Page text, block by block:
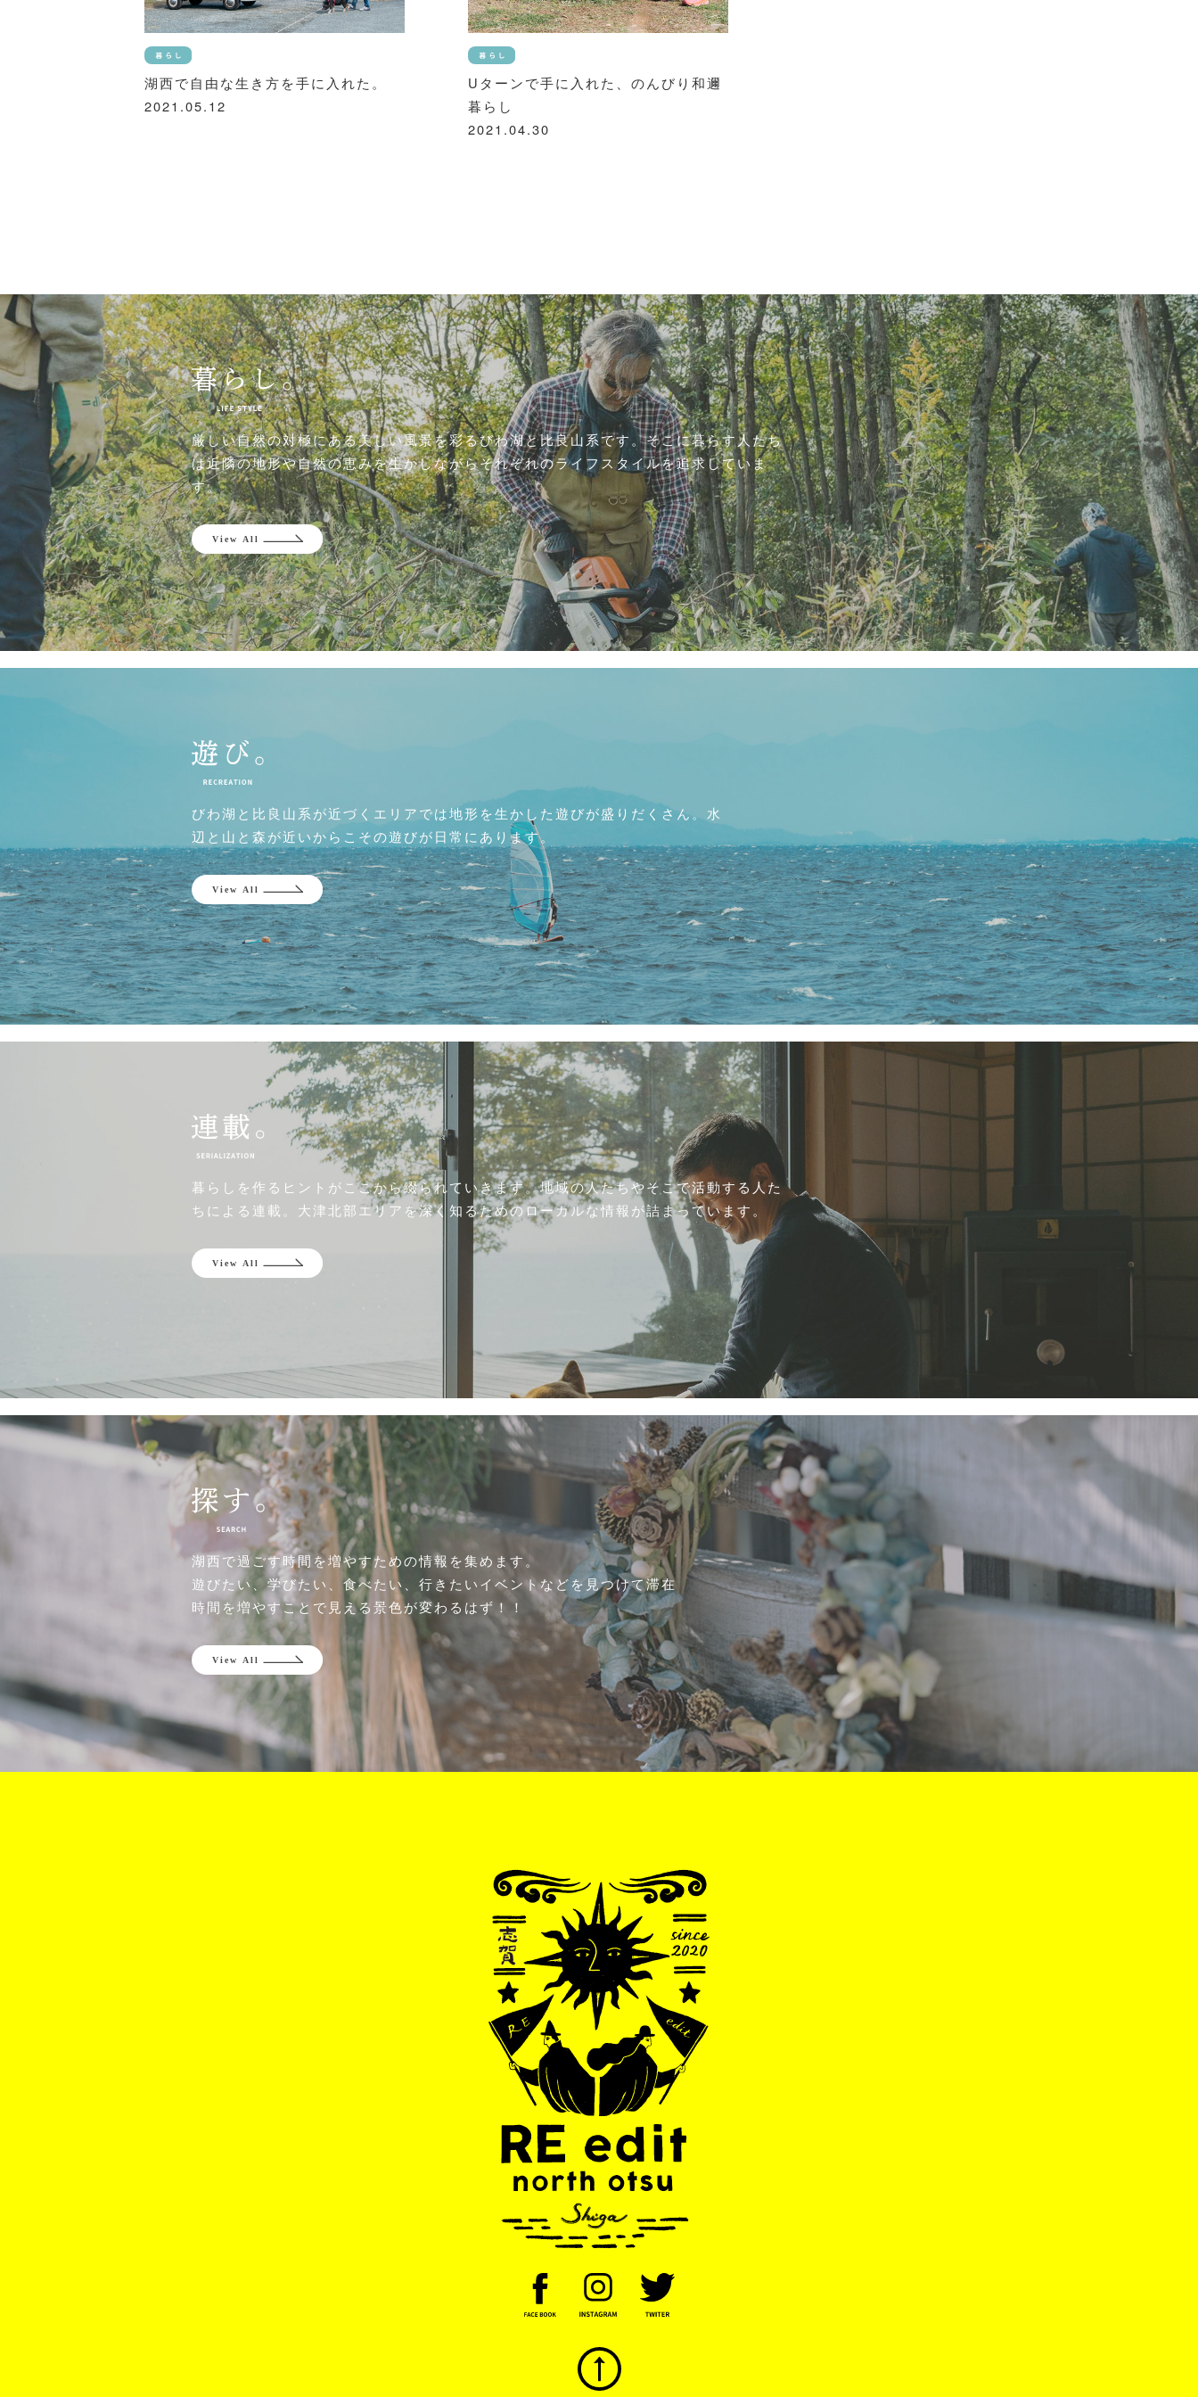
湖西で自由な生き方を手に入れた。
2021.05.12
Uターンで手に入れた、のんびり和邇
暮らし
2021.04.30
厳しい自然の対極にある美しい風景を彩るびわ湖と比良山系です。そこに暮らす人たち
は近隣の地形や自然の恵みを生かしながらそれぞれのライフスタイルを追求していま
す。
びわ湖と比良山系が近づくエリアでは地形を生かした遊びが盛りだくさん。水
辺と山と森が近いからこその遊びが日常にあります。
暮らしを作るヒントがここから綴られていきます。地域の人たちやそこで活動する人た
ちによる連載。大津北部エリアを深く知るためのローカルな情報が詰まっています。
湖西で過ごす時間を増やすための情報を集めます。
遊びたい、学びたい、食べたい、行きたいイベントなどを見つけて滞在
時間を増やすことで見える景色が変わるはず！！